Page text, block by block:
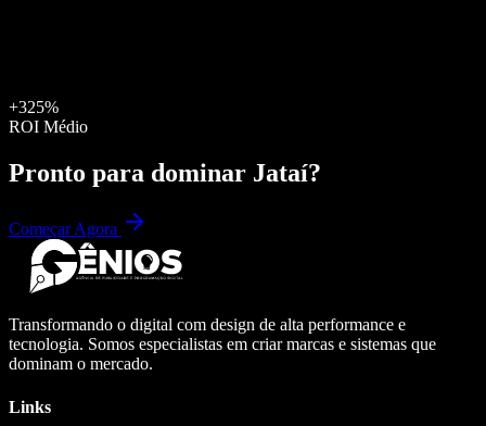
+325%
ROI Médio
Pronto para dominar Jataí?
Começar Agora
Transformando o digital com design de alta performance e
tecnologia. Somos especialistas em criar marcas e sistemas que
dominam o mercado.
Links